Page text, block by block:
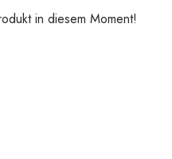
in diesem Moment!